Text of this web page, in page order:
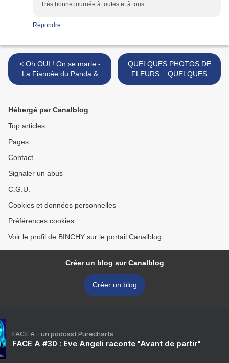
Très bonne journée à toutes et à tous.
Répondre
< Oh OUI ! On se marie -
La Fiancée du Panda &
Weddingland - Maëlis
QUELQUES PHOTOS DE
FLEURS... QUELQUES
CITATIONS... >
Hébergé par Canalblog
Top articles
Pages
Contact
Signaler un abus
C.G.U.
Cookies et données personnelles
Préférences cookies
Voir le profil de BINCHY sur le portail Canalblog
Créer un blog sur Canalblog
Créer un blog
FACE A - un podcast Purecharts
FACE A #30 : Eve Angeli raconte "Avant de partir"